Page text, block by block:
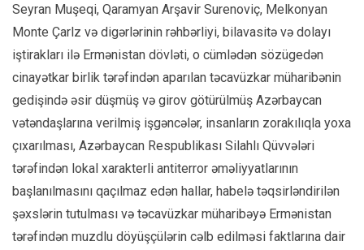
Seyran Muşeqi, Qaramyan Arşavir Surenoviç, Melkonyan
Monte Çarlz və digərlərinin rəhbərliyi, bilavasitə və dolayı
iştirakları ilə Ermənistan dövləti, o cümlədən sözügedən
cinayətkar birlik tərəfindən aparılan təcavüzkar müharibənin
gedişində əsir düşmüş və girov götürülmüş Azərbaycan
vətəndaşlarına verilmiş işgəncələr, insanların zorakılıqla yoxa
çıxarılması, Azərbaycan Respublikası Silahlı Qüvvələri
tərəfindən lokal xarakterli antiterror əməliyyatlarının
başlanılmasını qaçılmaz edən hallar, habelə təqsirləndirilən
şəxslərin tutulması və təcavüzkar müharibəyə Ermənistan
tərəfindən muzdlu döyüşçülərin cəlb edilməsi faktlarına dair